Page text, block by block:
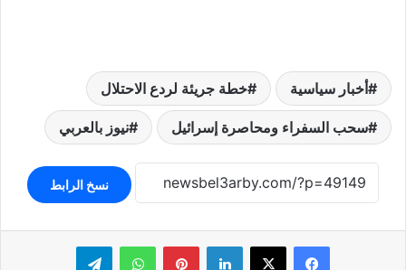
أخبار سياسية خطة جريئة لردع الاحتلال
سحب السفراء ومحاصرة إسرائيل نيوز بالعربي
نسخ الرابط
لينكدإن بينتيريستواتساب تيلقرام